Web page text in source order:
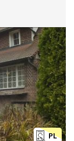
v pořadu
PL